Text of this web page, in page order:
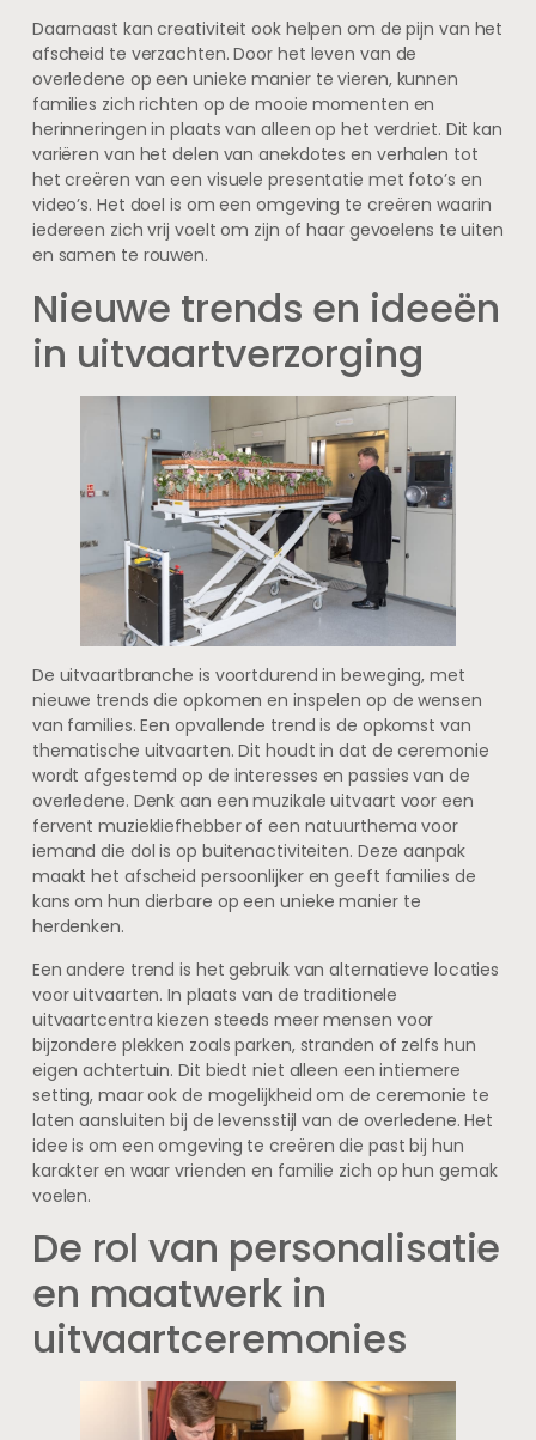
Daarnaast kan creativiteit ook helpen om de pijn van het
afscheid te verzachten. Door het leven van de
overledene op een unieke manier te vieren, kunnen
families zich richten op de mooie momenten en
herinneringen in plaats van alleen op het verdriet. Dit kan
variëren van het delen van anekdotes en verhalen tot
het creëren van een visuele presentatie met foto’s en
video’s. Het doel is om een omgeving te creëren waarin
iedereen zich vrij voelt om zijn of haar gevoelens te uiten
en samen te rouwen.
Nieuwe trends en ideeën
in uitvaartverzorging
De uitvaartbranche is voortdurend in beweging, met
nieuwe trends die opkomen en inspelen op de wensen
van families. Een opvallende trend is de opkomst van
thematische uitvaarten. Dit houdt in dat de ceremonie
wordt afgestemd op de interesses en passies van de
overledene. Denk aan een muzikale uitvaart voor een
fervent muziekliefhebber of een natuurthema voor
iemand die dol is op buitenactiviteiten. Deze aanpak
maakt het afscheid persoonlijker en geeft families de
kans om hun dierbare op een unieke manier te
herdenken.
Een andere trend is het gebruik van alternatieve locaties
voor uitvaarten. In plaats van de traditionele
uitvaartcentra kiezen steeds meer mensen voor
bijzondere plekken zoals parken, stranden of zelfs hun
eigen achtertuin. Dit biedt niet alleen een intiemere
setting, maar ook de mogelijkheid om de ceremonie te
laten aansluiten bij de levensstijl van de overledene. Het
idee is om een omgeving te creëren die past bij hun
karakter en waar vrienden en familie zich op hun gemak
voelen.
De rol van personalisatie
en maatwerk in
uitvaartceremonies